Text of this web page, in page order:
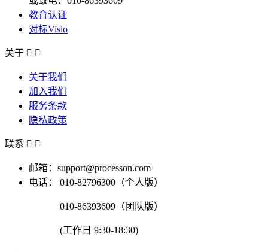
教育认证
对标Visio
关于  
关于我们
加入我们
服务条款
隐私政策
联系  
邮箱：support@processon.com
电话：
010-82796300（个人版）
010-86393609（团队版）
(工作日 9:30-18:30)